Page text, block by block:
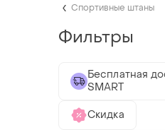
Спортивные штаны
Фильтры
Бесплатная
SMART
Скидка